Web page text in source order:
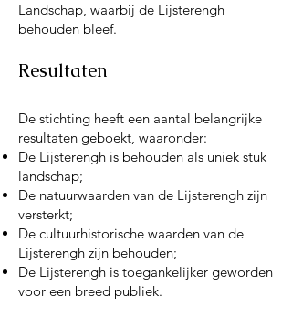
Landschap, waarbij de Lijsterengh
behouden bleef.
Resultaten
De stichting heeft een aantal belangrijke
resultaten geboekt, waaronder:
De Lijsterengh is behouden als uniek stuk
landschap;
De natuurwaarden van de Lijsterengh zijn
versterkt;
De cultuurhistorische waarden van de
Lijsterengh zijn behouden;
De Lijsterengh is toegankelijker geworden
voor een breed publiek.